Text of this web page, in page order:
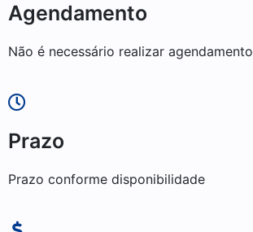
Agendamento
Não é necessário realizar agendamento
Prazo
Prazo conforme disponibilidade